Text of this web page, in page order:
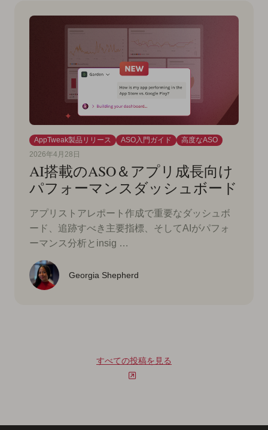
AppTweak製品リリース ASO入門ガイド
高度なASO
2026年4月28日
AI搭載のASO＆アプリ成長向け
パフォーマンスダッシュボード
アプリストアレポート作成で重要なダッシュボ
ード、追跡すべき主要指標、そしてAIがパフォ
ーマンス分析とinsig …
Georgia Shepherd
すべての投稿を見る